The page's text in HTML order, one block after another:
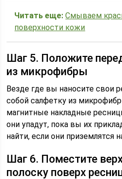
Читать еще: Смываем
поверхности кожи
Шаг 5. Положите
из микрофибры
Везде где вы наносите свои
собой салфетку из
магнитные накладные
они упадут, пока вы их
найти, если они приземлятся
Шаг 6. Поместите
полоску поверх